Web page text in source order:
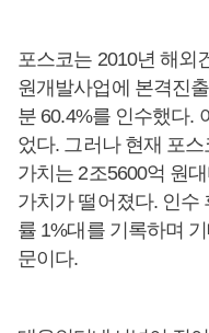
포스코는 2010년 해외
원개발사업에 본격진
분 60.4%를 인수했다.
었다. 그러나 현재 포
가치는 2조5600억 원
가치가 떨어졌다. 인수
률 1%대를 기록하며
문이다.